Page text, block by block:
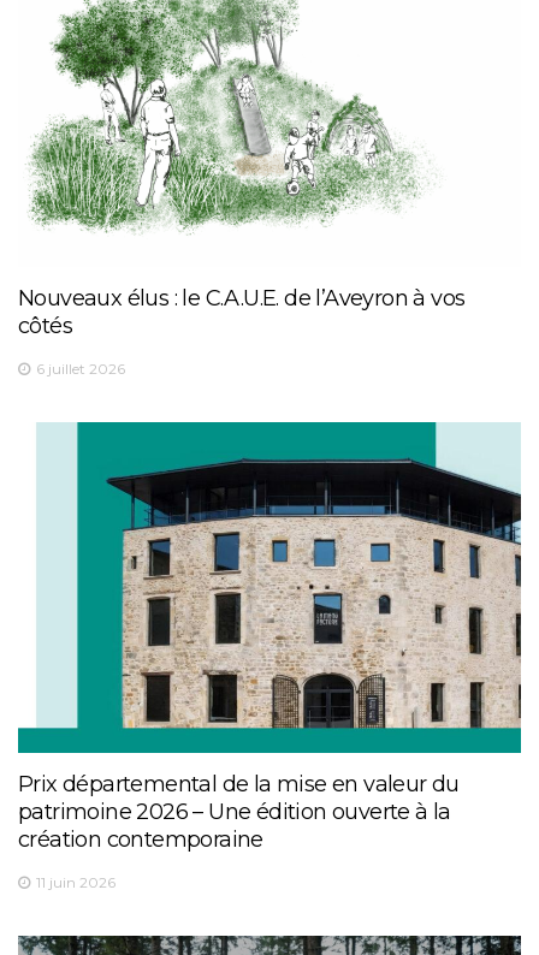
Nouveaux élus : le C.A.U.E. de l’Aveyron à vos
côtés
6 juillet 2026
Prix départemental de la mise en valeur du
patrimoine 2026 – Une édition ouverte à la
création contemporaine
11 juin 2026